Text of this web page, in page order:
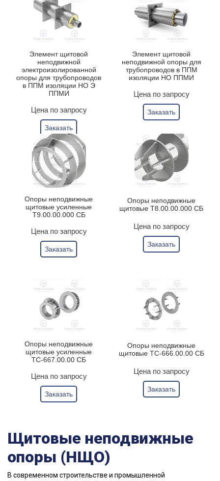
Элемент щитовой
неподвижной
электроизолированной
опоры для трубопроводов
в ППМ изоляции НО Э
ППМИ
Цена по запросу
Заказать
Элемент щитовой
неподвижной опоры для
трубопроводов в ППМ
изоляции НО ППМИ
Цена по запросу
Заказать
Опоры неподвижные
щитовые усиленные
Т9.00.00.000 СБ
Цена по запросу
Заказать
Опоры неподвижные
щитовые Т8.00.00.000 СБ
Цена по запросу
Заказать
Опоры неподвижные
щитовые усиленные
ТС-667.00.00 СБ
Цена по запросу
Заказать
Опоры неподвижные
щитовые ТС-666.00.00 СБ
Цена по запросу
Заказать
Щитовые неподвижные
опоры (НЩО)
В современном строительстве и промышленной